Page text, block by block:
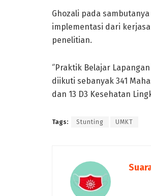
Ghozali pada
implementasi dari
penelitian.
‘’Praktik Belajar
diikuti sebanyak 341
dan 13 D3 Kesehatan
Tags: Stunting UMKT